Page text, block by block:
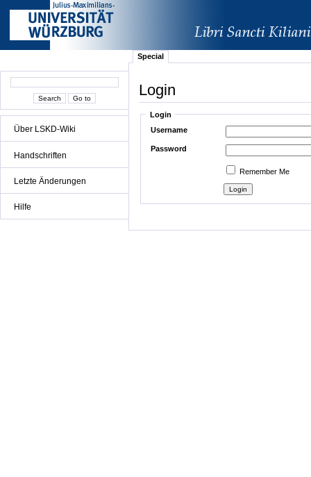
Über LSKD-Wiki
Handschriften
Letzte Änderungen
Hilfe
Special
Login
Login
Username
Password
Remember Me